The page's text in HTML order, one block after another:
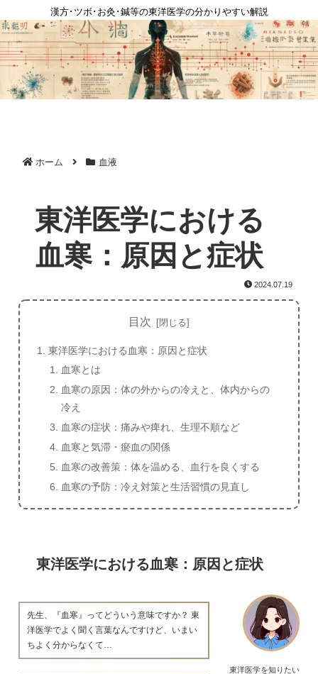
漢方･ツボ･お灸･鍼等の東洋医学の分かりやすい解説
ホーム 血液
東洋医学における
血寒：原因と症状
2024.07.19
目次
東洋医学における血寒：原因と症状
血寒とは
血寒の原因：体の外からの冷えと、体内からの
冷え
血寒の症状：痛みや痺れ、生理不順など
血寒と気滞・瘀血の関係
血寒の改善策：体を温める、血行を良くする
血寒の予防：冷え対策と生活習慣の見直し
東洋医学における血寒：原因と症状
東洋医学を知りたい
先生、『血寒』ってどういう意味ですか？ 東
洋医学でよく聞く言葉なんですけど、いまい
ちよく分からなくて…